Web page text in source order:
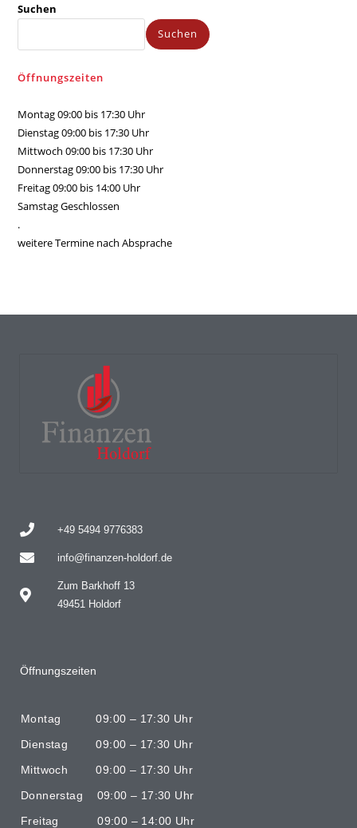
Suchen
Suchen
Öffnungszeiten
Montag 09:00 bis 17:30 Uhr
Dienstag 09:00 bis 17:30 Uhr
Mittwoch 09:00 bis 17:30 Uhr
Donnerstag 09:00 bis 17:30 Uhr
Freitag 09:00 bis 14:00 Uhr
Samstag Geschlossen
.
weitere Termine nach Absprache
+49 5494 9776383
info@finanzen-holdorf.de
Zum Barkhoff 13
49451 Holdorf
Öffnungszeiten
Montag 09:00 – 17:30 Uhr
Dienstag 09:00 – 17:30 Uhr
Mittwoch 09:00 – 17:30 Uhr
Donnerstag 09:00 – 17:30 Uhr
Freitag 09:00 – 14:00 Uhr